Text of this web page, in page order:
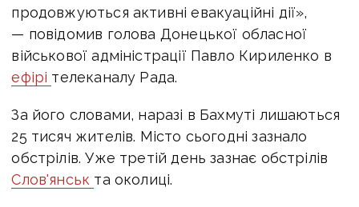
продовжуються активні евакуаційні дії»,
— повідомив голова Донецької обласної
військової адміністрації Павло Кириленко в
ефірі телеканалу Рада.
За його словами, наразі в Бахмуті лишаються
25 тисяч жителів. Місто сьогодні зазнало
обстрілів. Уже третій день зазнає обстрілів
Слов'янськ та околиці.